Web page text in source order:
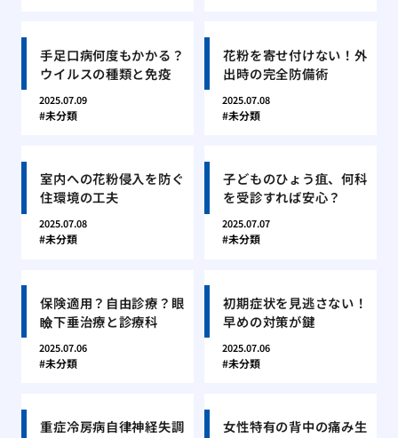
手足口病何度もかかる？
ウイルスの種類と免疫
2025.07.09
未分類
花粉を寄せ付けない！外
出時の完全防備術
2025.07.08
未分類
室内への花粉侵入を防ぐ
住環境の工夫
2025.07.08
未分類
子どものひょう疽、何科
を受診すれば安心？
2025.07.07
未分類
保険適用？自由診療？眼
瞼下垂治療と診療科
2025.07.06
未分類
初期症状を見逃さない！
早めの対策が鍵
2025.07.06
未分類
重症冷房病自律神経失調
女性特有の背中の痛み生